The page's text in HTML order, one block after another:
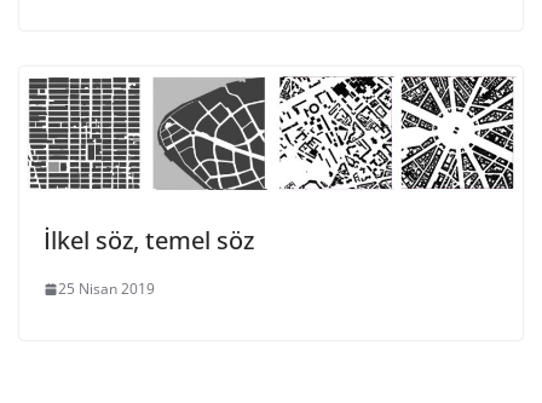
İlkel söz, temel söz
25 Nisan 2019